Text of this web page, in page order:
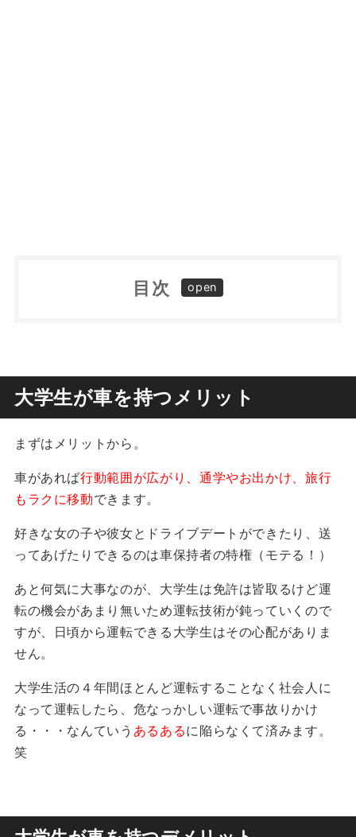
目次
その他のデメリット
大学生にオススメの車利用サービス
カーシェアリング
まとめ：車を持つかの判断は慎重に！
車の維持費を少しでも安くする方法
大学生が車を持つメリット
まずはメリットから。
車があれば行動範囲が広がり、通学やお出かけ、旅行
もラクに移動できます。
好きな女の子や彼女とドライブデートができたり、送
ってあげたりできるのは車保持者の特権（モテる！）
あと何気に大事なのが、大学生は免許は皆取るけど運
転の機会があまり無いため運転技術が鈍っていくので
すが、日頃から運転できる大学生はその心配がありま
せん。
大学生活の４年間ほとんど運転することなく社会人に
なって運転したら、危なっかしい運転で事故りかけ
る・・・なんていう あるあるに陥らなくて済みます。
笑